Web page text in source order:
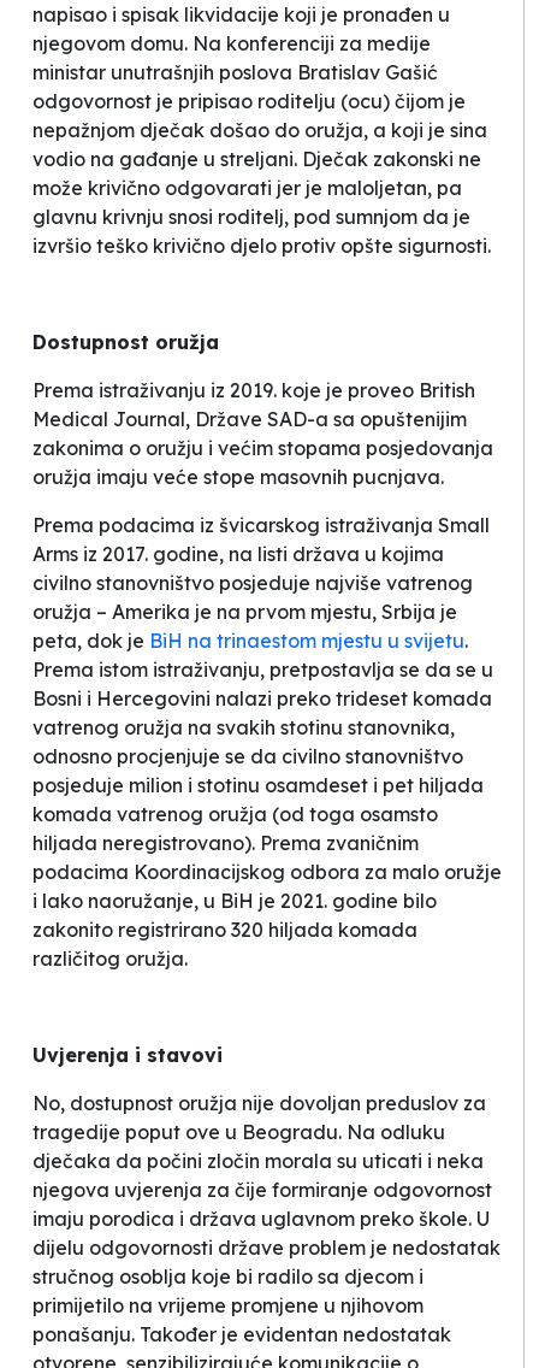
napisao i spisak likvidacije koji je pronađen u
njegovom domu. Na konferenciji za medije
ministar unutrašnjih poslova Bratislav Gašić
odgovornost je pripisao roditelju (ocu) čijom je
nepažnjom dječak došao do oružja, a koji je sina
vodio na gađanje u streljani. Dječak zakonski ne
može krivično odgovarati jer je maloljetan, pa
glavnu krivnju snosi roditelj, pod sumnjom da je
izvršio teško krivično djelo protiv opšte sigurnosti.
Dostupnost oružja
Prema istraživanju iz 2019. koje je proveo British
Medical Journal, Države SAD-a sa opuštenijim
zakonima o oružju i većim stopama posjedovanja
oružja imaju veće stope masovnih pucnjava.
Prema podacima iz švicarskog istraživanja Small
Arms iz 2017. godine, na listi država u kojima
civilno stanovništvo posjeduje najviše vatrenog
oružja – Amerika je na prvom mjestu, Srbija je
peta, dok je BiH na trinaestom mjestu u svijetu.
Prema istom istraživanju, pretpostavlja se da se u
Bosni i Hercegovini nalazi preko trideset komada
vatrenog oružja na svakih stotinu stanovnika,
odnosno procjenjuje se da civilno stanovništvo
posjeduje milion i stotinu osamdeset i pet hiljada
komada vatrenog oružja (od toga osamsto
hiljada neregistrovano). Prema zvaničnim
podacima Koordinacijskog odbora za malo oružje
i lako naoružanje, u BiH je 2021. godine bilo
zakonito registrirano 320 hiljada komada
različitog oružja.
Uvjerenja i stavovi
No, dostupnost oružja nije dovoljan preduslov za
tragedije poput ove u Beogradu. Na odluku
dječaka da počini zločin morala su uticati i neka
njegova uvjerenja za čije formiranje odgovornost
imaju porodica i država uglavnom preko škole. U
dijelu odgovornosti države problem je nedostatak
stručnog osoblja koje bi radilo sa djecom i
primijetilo na vrijeme promjene u njihovom
ponašanju. Također je evidentan nedostatak